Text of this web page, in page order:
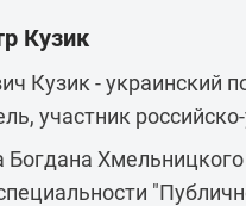
Кузик
Кузик - украинский
участник